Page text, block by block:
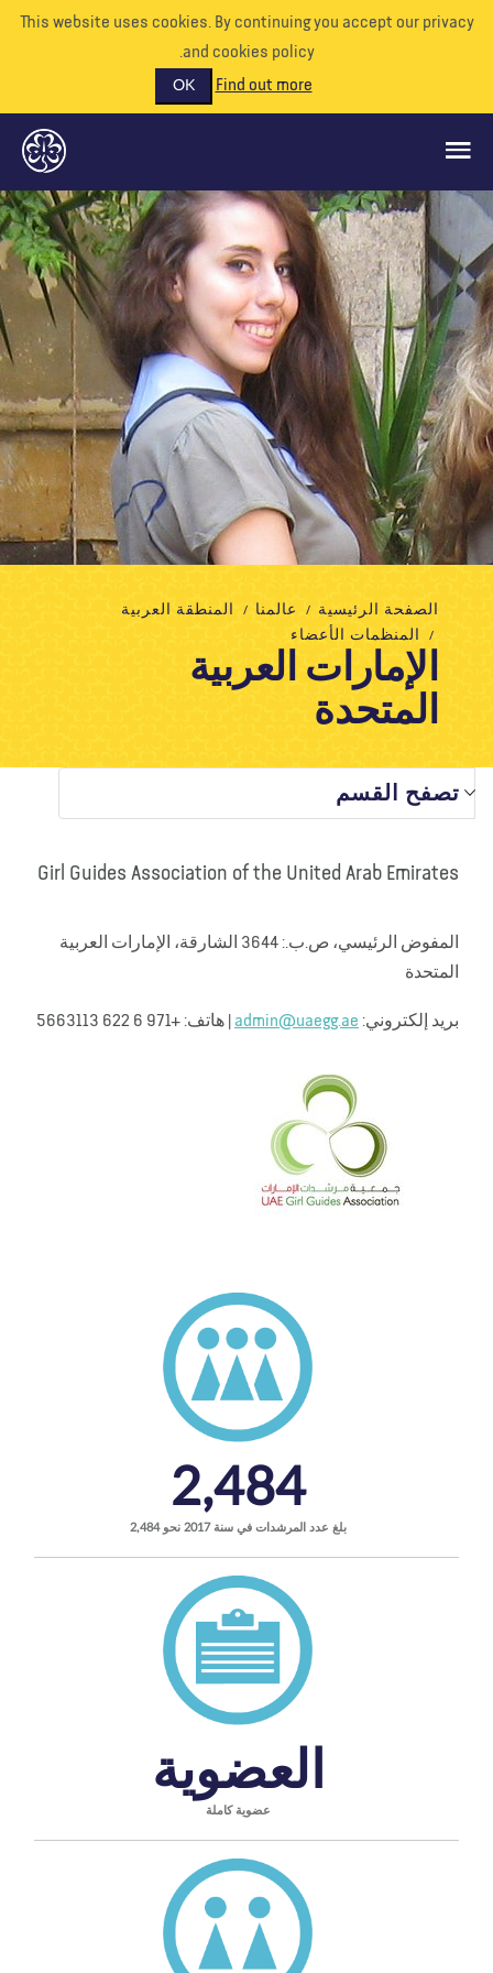
This website uses cookies. By continuing you accept our
and cookies policy.
Find out more
OK
ماذا نفعل
ادعمونا
تطوع
الأحداث
عالمنا
الموارد
معلومات عنا مدونة الأخبار المتجر الاتصال بنا
الصفحة الرئيسية عالمنا
المنطقة العربية
المنظمات الأعضاء
الإمارات العربية
المتحدة
تصفح القسم
Girl Guides Association of the United Arab Emirates
المفوض الرئيسي، ص.ب.: 3644 الشارقة، الإمارات العربية
المتحدة
بريد إلكتروني:admin@uaegg.ae| هاتف: +971 6 622 5663113
2,484
بلغ عدد المرشدات في سنة 2017 نحو 2,484
العضوية
عضوية كاملة